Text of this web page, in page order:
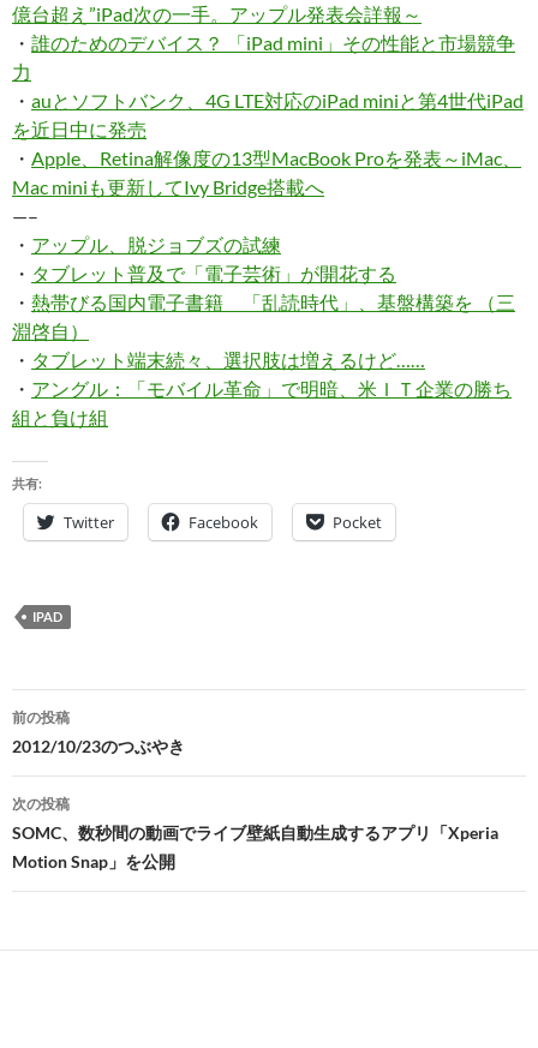
億台超え”iPad次の一手。アップル発表会詳報～
・ 誰のためのデバイス？ 「iPad mini」その性能と市場競争
力
・ auとソフトバンク、4G LTE対応のiPad miniと第4世代iPad
を近日中に発売
・ Apple、Retina解像度の13型MacBook Proを発表～iMac、
Mac miniも更新してIvy Bridge搭載へ
—–
・ アップル、脱ジョブズの試練
・ タブレット普及で「電子芸術」が開花する
・ 熱帯びる国内電子書籍 「乱読時代」、基盤構築を （三
淵啓自）
・ タブレット端末続々、選択肢は増えるけど……
・ アングル：「モバイル革命」で明暗、米ＩＴ企業の勝ち
組と負け組
共有:
Twitter Facebook Pocket
IPAD
投
稿
ナ
ビ
ゲ
シ
前の投稿
2012/10/23のつぶやき
次の投稿
SOMC、数秒間の動画でライブ壁紙自動生成するアプリ「Xperia
Motion Snap」を公開